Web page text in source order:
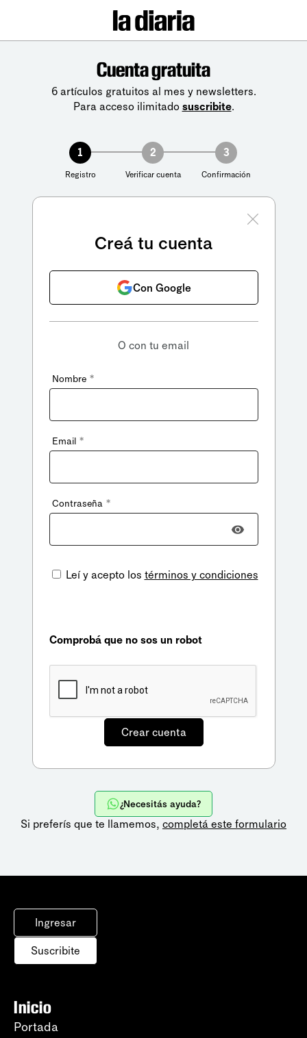
Cuenta gratuita
6 artículos gratuitos al mes y newsletters.
Para acceso ilimitado suscribite.
1
Registro
2
Verificar cuenta
3
Confirmación
Creá tu cuenta
Con Google
O con tu email
Nombre *
Email *
Contraseña *
Leí y acepto los términos y condiciones
Comprobá que no sos un robot
¿Necesitás ayuda?
Si preferís que te llamemos, completá este formulario
Ingresar
Suscribite
Inicio
Portada